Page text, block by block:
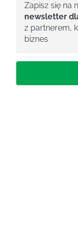
Zapisz się na
newsletter
z partnerem,
biznes